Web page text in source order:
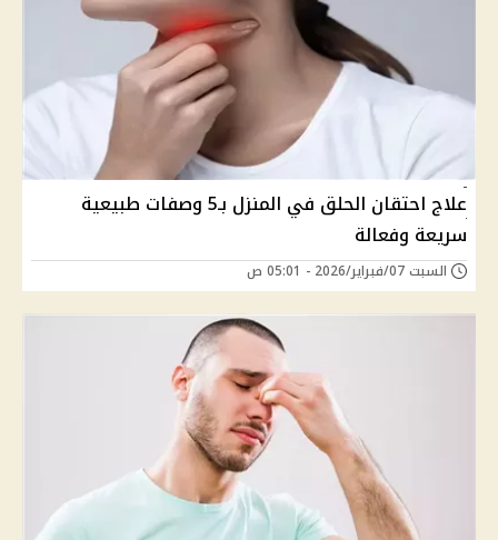
علاج احتقان الحلق في المنزل بـ5 وصفات طبيعية
سريعة وفعالة
السبت 07/فبراير/2026 - 05:01 ص